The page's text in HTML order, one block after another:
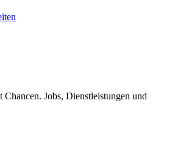
Jobs, Dienstleistungen und